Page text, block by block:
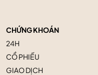
CHỨNG KHOÁN
24H
CỔ PHIẾU
GIAO DỊCH